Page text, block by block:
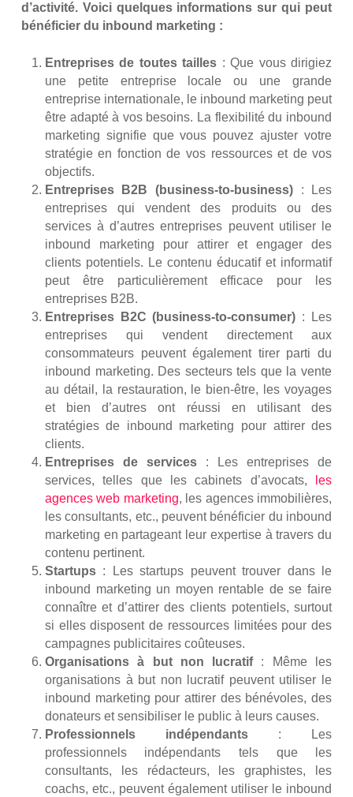
d’activité. Voici quelques informations sur qui peut
bénéficier du inbound marketing :
Entreprises de toutes tailles : Que vous dirigiez
une petite entreprise locale ou une grande
entreprise internationale, le inbound marketing peut
être adapté à vos besoins. La flexibilité du inbound
marketing signifie que vous pouvez ajuster votre
stratégie en fonction de vos ressources et de vos
objectifs.
Entreprises B2B (business-to-business) : Les
entreprises qui vendent des produits ou des
services à d’autres entreprises peuvent utiliser le
inbound marketing pour attirer et engager des
clients potentiels. Le contenu éducatif et informatif
peut être particulièrement efficace pour les
entreprises B2B.
Entreprises B2C (business-to-consumer) : Les
entreprises qui vendent directement aux
consommateurs peuvent également tirer parti du
inbound marketing. Des secteurs tels que la vente
au détail, la restauration, le bien-être, les voyages
et bien d’autres ont réussi en utilisant des
stratégies de inbound marketing pour attirer des
clients.
Entreprises de services: Les entreprises de
services, telles que les cabinets d’avocats,
les
agences web marketing, les agences immobilières,
les consultants, etc., peuvent bénéficier du inbound
marketing en partageant leur expertise à travers du
contenu pertinent.
Startups: Les startups peuvent trouver dans le
inbound marketing un moyen rentable de se faire
connaître et d’attirer des clients potentiels, surtout
si elles disposent de ressources limitées pour des
campagnes publicitaires coûteuses.
Organisations à but non lucratif: Même les
organisations à but non lucratif peuvent utiliser le
inbound marketing pour attirer des bénévoles, des
donateurs et sensibiliser le public à leurs causes.
Professionnels indépendants: Les
professionnels indépendants tels que les
consultants, les rédacteurs, les graphistes, les
coachs, etc., peuvent également utiliser le inbound